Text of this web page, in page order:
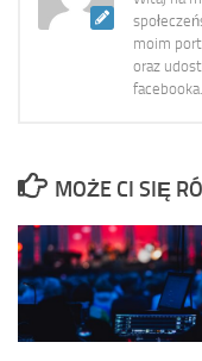
moim
oraz
facebooka.
MOŻE CI SIĘ